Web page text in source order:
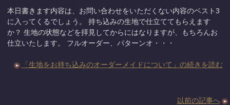
本日書きます内容は、お問い合わせをいただくない内容のベスト3
に入ってくるでしょう。 持ち込みの生地で仕立ててもらえます
か？ 生地の状態などを拝見してからにはなりますが、もちろんお
仕立いたします。 フルオーダー、パターンオ・・・
「生地をお持ち込みのオーダーメイドについて」の続きを読む
以前の記事へ